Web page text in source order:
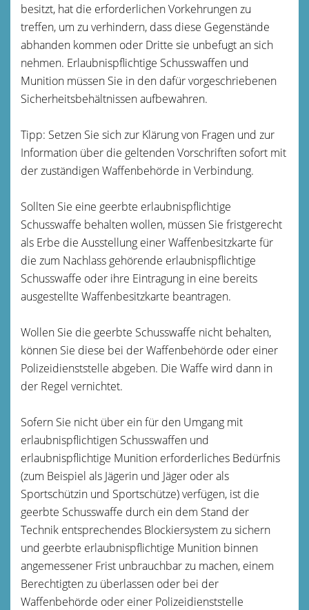
besitzt, hat die erforderlichen Vorkehrungen zu
treffen, um zu verhindern, dass diese Gegenstände
abhanden kommen oder Dritte sie unbefugt an sich
nehmen. Erlaubnispflichtige Schusswaffen und
Munition müssen Sie in den dafür vorgeschriebenen
Sicherheitsbehältnissen aufbewahren.
Tipp: Setzen Sie sich zur Klärung von Fragen und zur
Information über die geltenden Vorschriften sofort mit
der zuständigen Waffenbehörde in Verbindung.
Sollten Sie eine geerbte erlaubnispflichtige
Schusswaffe behalten wollen, müssen Sie fristgerecht
als Erbe die Ausstellung einer Waffenbesitzkarte für
die zum Nachlass gehörende erlaubnispflichtige
Schusswaffe oder ihre Eintragung in eine bereits
ausgestellte Waffenbesitzkarte beantragen.
Wollen Sie die geerbte Schusswaffe nicht behalten,
können Sie diese bei der Waffenbehörde oder einer
Polizeidienststelle abgeben. Die Waffe wird dann in
der Regel vernichtet.
Sofern Sie nicht über ein für den Umgang mit
erlaubnispflichtigen Schusswaffen und
erlaubnispflichtige Munition erforderliches Bedürfnis
(zum Beispiel als Jägerin und Jäger oder als
Sportschützin und Sportschütze) verfügen, ist die
geerbte Schusswaffe durch ein dem Stand der
Technik entsprechendes Blockiersystem zu sichern
und geerbte erlaubnispflichtige Munition binnen
angemessener Frist unbrauchbar zu machen, einem
Berechtigten zu überlassen oder bei der
Waffenbehörde oder einer Polizeidienststelle